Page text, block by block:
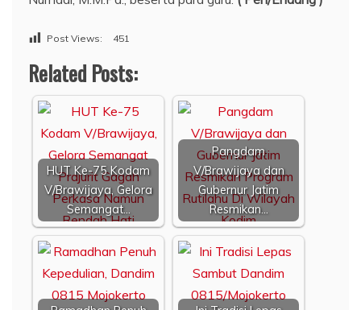
Post Views: 451
Related Posts:
HUT Ke-75 Kodam
V/Brawijaya, Gelora
Semangat…
Pangdam
V/Brawijaya dan
Gubernur Jatim
Resmikan…